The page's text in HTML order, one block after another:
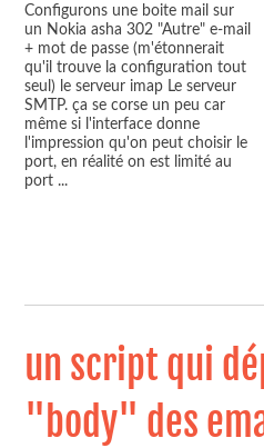
Configurons une boite mail sur
un Nokia asha 302 "Autre" e-mail
+ mot de passe (m'étonnerait
qu'il trouve la configuration tout
seul) le serveur imap Le serveur
SMTP. ça se corse un peu car
même si l'interface donne
l'impression qu'on peut choisir le
port, en réalité on est limité au
port ...
un script qui
"body" des